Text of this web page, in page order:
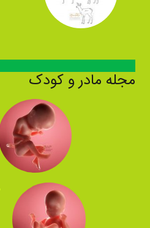
مجله مادر و کودک